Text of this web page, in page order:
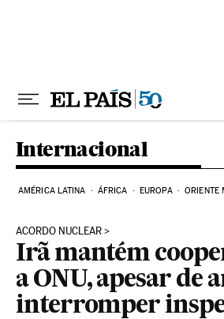
Internacional
AMÉRICA LATINA ÁFRICA EUROPA ORIENTE
ACORDO NUCLEAR
Irã mantém
a ONU, apesar de
interromper